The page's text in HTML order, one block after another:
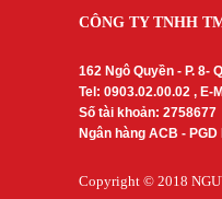
CÔNG TY TNHH
162 Ngô Quyền - P. 8-
Tel: 0903.02.00.02 , E-
Số tài khoản: 2758677
Ngân hàng ACB - PGD
Copyright © 2018